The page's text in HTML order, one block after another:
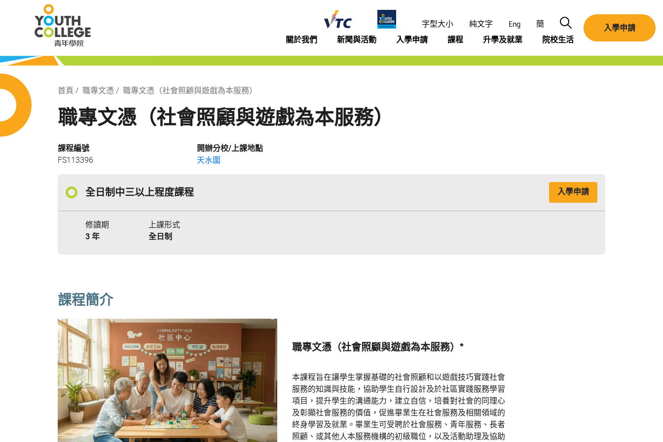
青年學院
字型大小 純文字 Eng 簡
搜尋
關於我們
新聞與活動 入學申請 課程 升學及就業 院校生活
入學申請
Breadcrumb
首頁 職專文憑 職專文憑（社會照顧與遊戲為本服務）
職專文憑（社會照顧與遊戲為本服務）
課程編號
FS113396
開辦分校/上課地點
天水圍
全日制中三以上程度課程 入學申請
修讀期
3 年
上課形式
全日制
課程簡介
職專文憑（社會照顧與遊戲為本服務）*
本課程旨在讓學生掌握基礎的社會照顧和以遊戲技巧實踐社會
服務的知識與技能，協助學生自行設計及於社區實踐服務學習
項目，提升學生的溝通能力，建立自信，培養對社會的同理心
及彰顯社會服務的價值，促進畢業生在社會服務及相關領域的
終身學習及就業。畢業生可受聘於社會服務、青年服務、長者
照顧、或其他人本服務機構的初級職位，以及活動助理及協助